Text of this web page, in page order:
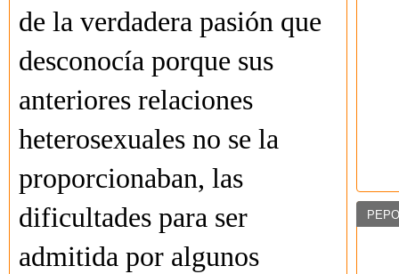
de la verdadera pasión que
desconocía porque sus
anteriores relaciones
heterosexuales no se la
proporcionaban, las
dificultades para ser
admitida por algunos